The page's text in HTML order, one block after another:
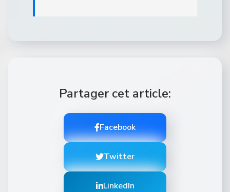
Partager cet article:
Facebook
Twitter
LinkedIn